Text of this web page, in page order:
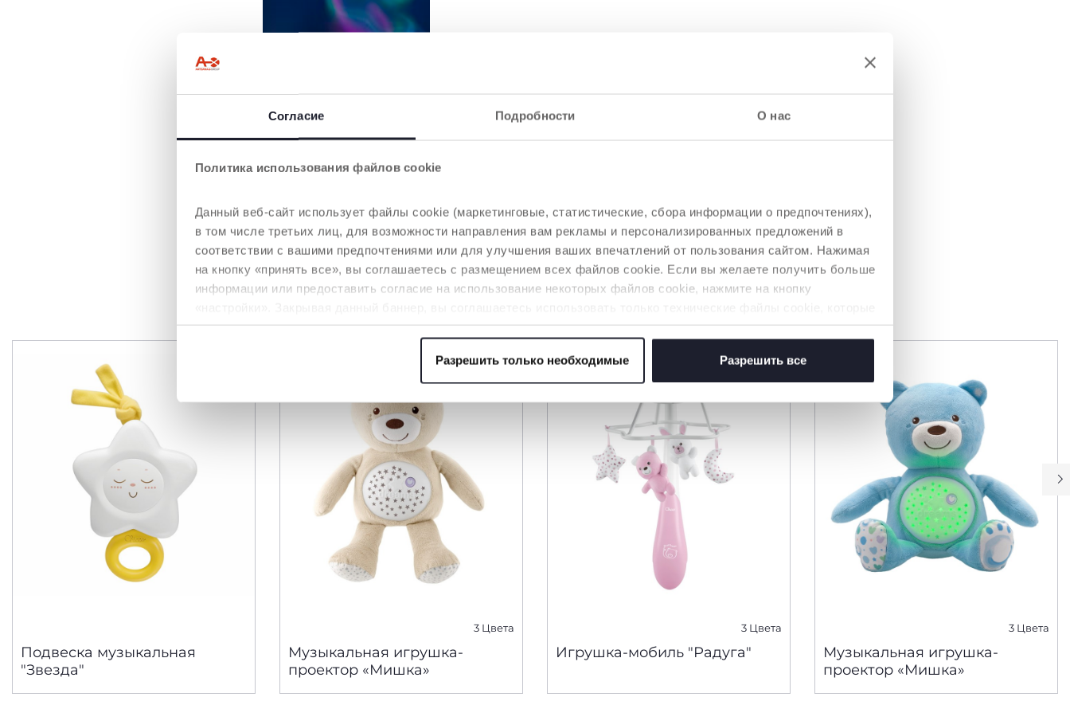
Согласие Подробности О нас
Политика использования файлов cookie
Данный веб-сайт использует файлы cookie (маркетинговые, статистические, сбора информации о предпочтениях),
в том числе третьих лиц, для возможности направления вам рекламы и персонализированных предложений в
соответствии с вашими предпочтениями или для улучшения ваших впечатлений от пользования сайтом. Нажимая
на кнопку «принять все», вы соглашаетесь с размещением всех файлов cookie. Если вы желаете получить больше
информации или предоставить согласие на использование некоторых файлов cookie, нажмите на кнопку
необходимы для запрашиваемой услуги.
Политика использования файлов cookieРазрешить только необходимые Разрешить все
ПРИКРОВАТНЫЙ
ПРОЕКТОР
Милый прикроватный
проектор «Полярный
волшебную атмосферу для
отдыха малыша.
Подвеска музыкальная
"Звезда"
3 Цвета
Музыкальная игрушка-
проектор «Мишка»
3 Цвета
Игрушка-мобиль "Радуга"
3 Цвета
Музыкальная игрушка-
проектор «Мишка»